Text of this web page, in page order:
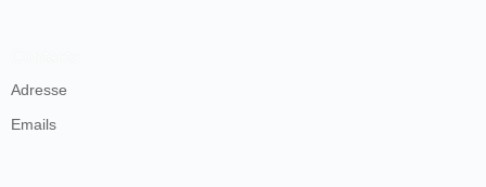
Adresse
Emails